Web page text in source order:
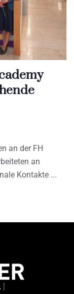
an der FH
an
Kontakte